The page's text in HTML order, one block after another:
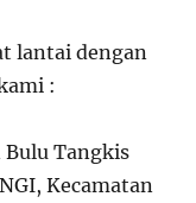
lantai dengan
:
Bulu Tangkis
Kecamatan